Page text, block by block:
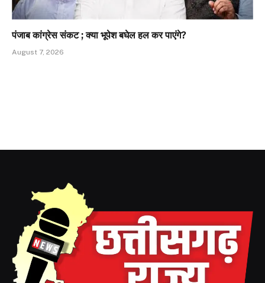
पंजाब कांग्रेस संकट ; क्या भूपेश बघेल हल कर पाएंगे?
August 7, 2026